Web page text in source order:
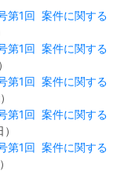
第1回 案件に関する
第1回 案件に関する
第1回 案件に関する
第1回 案件に関する
第1回 案件に関する